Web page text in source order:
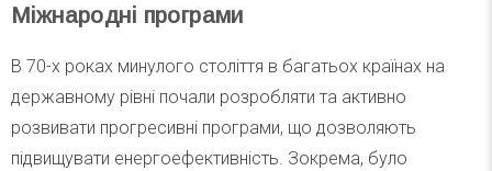
Міжнародні програми
В 70-х роках минулого століття в багатьох країнах на
державному рівні почали розробляти та активно
розвивати прогресивні програми, що дозволяють
підвищувати енергоефективність. Зокрема, було